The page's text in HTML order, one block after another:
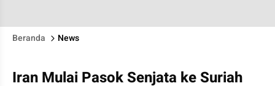
Beranda News
Iran Mulai Pasok Senjata ke Suriah